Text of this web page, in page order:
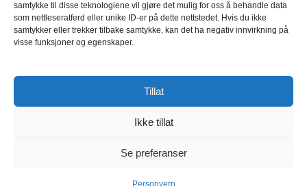
samtykke til disse teknologiene vil gjøre det mulig for oss å behandle data
som nettleseratferd eller unike ID-er på dette nettstedet. Hvis du ikke
samtykker eller trekker tilbake samtykke, kan det ha negativ innvirkning på
visse funksjoner og egenskaper.
Tillat
Ikke tillat
Se preferanser
Personvern
Samarbeidspartnere
Blaaregn – digitale tjenester